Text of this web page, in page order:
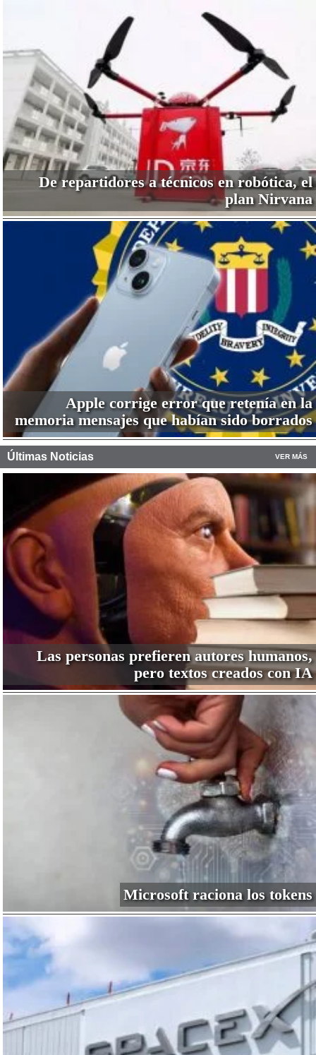
De repartidores a técnicos en robótica, el
plan Nirvana
Apple corrige error que retenía en la
memoria mensajes que habían sido borrados
Últimas Noticias VER MÁS
Las personas prefieren autores humanos,
pero textos creados con IA
Microsoft raciona los tokens